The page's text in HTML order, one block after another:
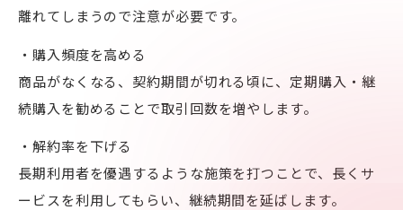
離れてしまうので注意が必要です。
・購入頻度を高める
商品がなくなる、契約期間が切れる頃に、定期購入・継
続購入を勧めることで取引回数を増やします。
・解約率を下げる
長期利用者を優遇するような施策を打つことで、長くサ
ービスを利用してもらい、継続期間を延ばします。